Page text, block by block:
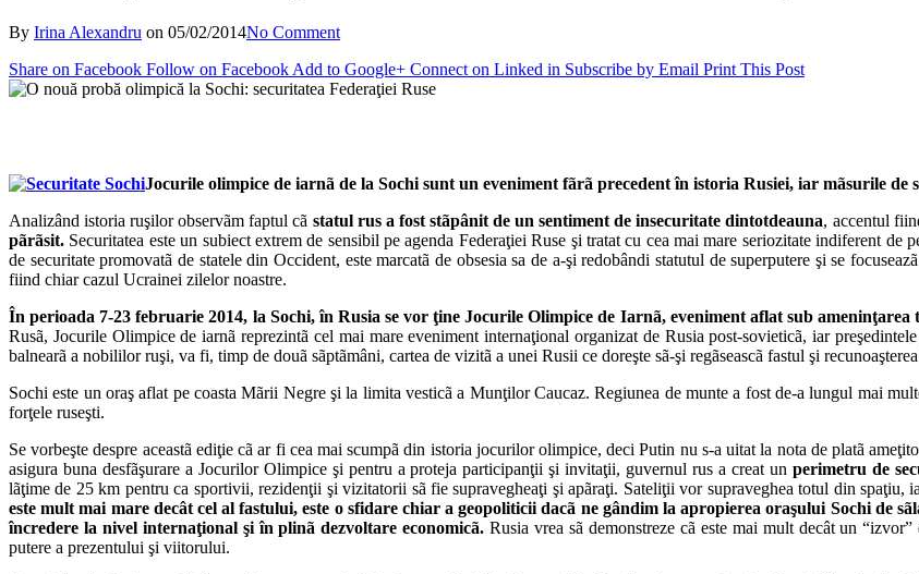
By Irina Alexandru on 05/02/2014No Comment
Share on Facebook Follow on Facebook Add to Google+ Connect on Linked in Subscribe by Email Print This Post
Jocurile olimpice de iarnã de la Sochi sunt un eveniment fãrã precedent în istoria Rusiei, iar mãsurile de
Analizând istoria ruşilor observãm faptul cã statul rus a fost stãpânit de un sentiment de insecuritate dintotdeauna, accentul
pãrãsit. Securitatea este un subiect extrem de sensibil pe agenda Federaţiei Ruse şi tratat cu cea mai mare seriozitate indiferent
de securitate promovatã de statele din Occident, este marcatã de obsesia sa de a-şi redobândi statutul de superputere şi se
fiind chiar cazul Ucrainei zilelor noastre.
În perioada 7-23 februarie 2014, la Sochi, în Rusia se vor ţine Jocurile Olimpice de Iarnã, eveniment aflat sub
Rusã, Jocurile Olimpice de iarnã reprezintã cel mai mare eveniment internaţional organizat de Rusia post-sovieticã, iar
balnearã a nobililor ruşi, va fi, timp de douã sãptãmâni, cartea de vizitã a unei Rusii ce doreşte sã-şi regãseascã fastul şi
Sochi este un oraş aflat pe coasta Mãrii Negre şi la limita vesticã a Munţilor Caucaz. Regiunea de munte a fost de-a lungul mai
forţele ruseşti.
Se vorbeşte despre aceastã ediţie cã ar fi cea mai scumpã din istoria jocurilor olimpice, deci Putin nu s-a uitat la nota de platã
asigura buna desfãşurare a Jocurilor Olimpice şi pentru a proteja participanţii şi invitaţii, guvernul rus a creat un perimetru de
lãţime de 25 km pentru ca sportivii, rezidenţii şi vizitatorii sã fie supravegheaţi şi apãraţi. Sateliţii vor supraveghea totul din spaţiu,
este mult mai mare decât cel al fastului, este o sfidare chiar a geopoliticii dacã ne gândim la apropierea oraşului Sochi de
încredere la nivel internaţional şi în plinã dezvoltare economicã. Rusia vrea sã demonstreze cã este mai mult decât un
putere a prezentului şi viitorului.